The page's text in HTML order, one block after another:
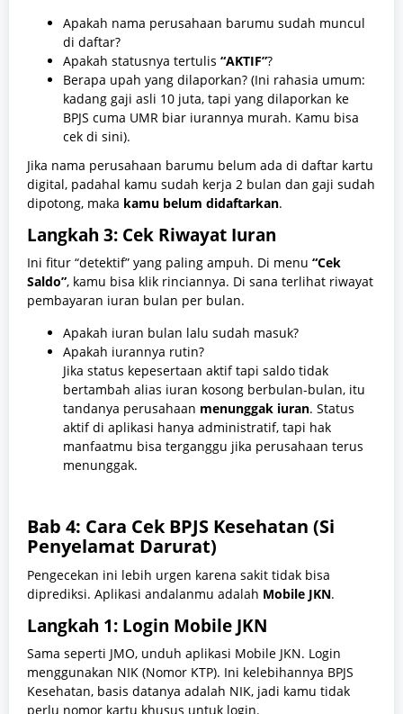
Apakah nama perusahaan barumu sudah muncul
di daftar?
Apakah statusnya tertulis “AKTIF”?
Berapa upah yang dilaporkan? (Ini rahasia umum:
kadang gaji asli 10 juta, tapi yang dilaporkan ke
BPJS cuma UMR biar iurannya murah. Kamu bisa
cek di sini).
Jika nama perusahaan barumu belum ada di daftar kartu
digital, padahal kamu sudah kerja 2 bulan dan gaji sudah
dipotong, maka kamu belum didaftarkan.
Langkah 3: Cek Riwayat Iuran
Ini fitur “detektif” yang paling ampuh. Di menu “Cek
Saldo”, kamu bisa klik rinciannya. Di sana terlihat riwayat
pembayaran iuran bulan per bulan.
Apakah iuran bulan lalu sudah masuk?
Apakah iurannya rutin?
Jika status kepesertaan aktif tapi saldo tidak
bertambah alias iuran kosong berbulan-bulan, itu
tandanya perusahaan menunggak iuran. Status
aktif di aplikasi hanya administratif, tapi hak
manfaatmu bisa terganggu jika perusahaan terus
menunggak.
Bab 4: Cara Cek BPJS Kesehatan (Si
Penyelamat Darurat)
Pengecekan ini lebih urgen karena sakit tidak bisa
diprediksi. Aplikasi andalanmu adalah Mobile JKN.
Langkah 1: Login Mobile JKN
Sama seperti JMO, unduh aplikasi Mobile JKN. Login
menggunakan NIK (Nomor KTP). Ini kelebihannya BPJS
Kesehatan, basis datanya adalah NIK, jadi kamu tidak
perlu nomor kartu khusus untuk login.